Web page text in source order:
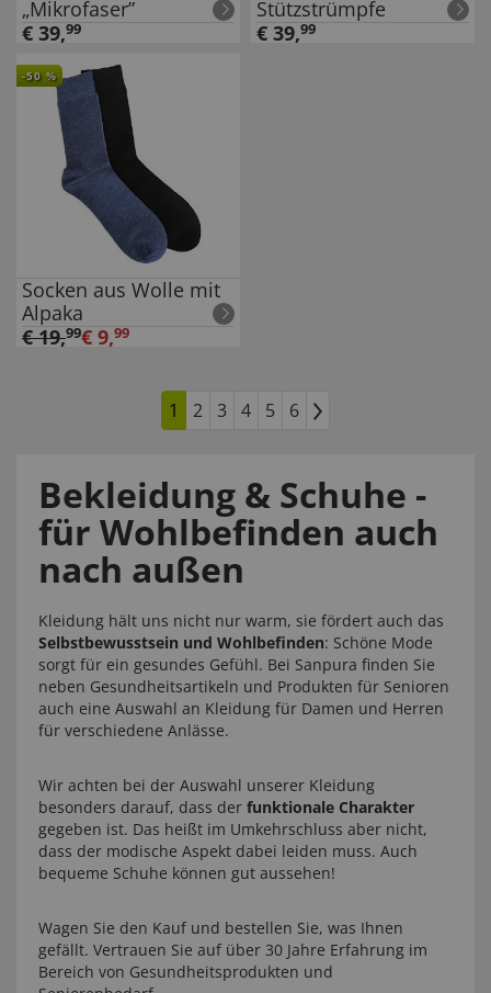
„Mikrofaser”
€ 39,99
Stützstrümpfe
€ 39,99
-50 %
Socken aus Wolle mit
Alpaka
€19,99€ 9,99
1 2 3 4 5 6
Bekleidung & Schuhe -
für Wohlbefinden auch
nach außen
Kleidung hält uns nicht nur warm, sie fördert auch das
Selbstbewusstsein und Wohlbefinden: Schöne Mode
sorgt für ein gesundes Gefühl. Bei Sanpura finden Sie
neben Gesundheitsartikeln und Produkten für Senioren
auch eine Auswahl an Kleidung für Damen und Herren
für verschiedene Anlässe.
Wir achten bei der Auswahl unserer Kleidung
besonders darauf, dass der funktionale Charakter
gegeben ist. Das heißt im Umkehrschluss aber nicht,
dass der modische Aspekt dabei leiden muss. Auch
bequeme Schuhe können gut aussehen!
Wagen Sie den Kauf und bestellen Sie, was Ihnen
gefällt. Vertrauen Sie auf über 30 Jahre Erfahrung im
Bereich von Gesundheitsprodukten und